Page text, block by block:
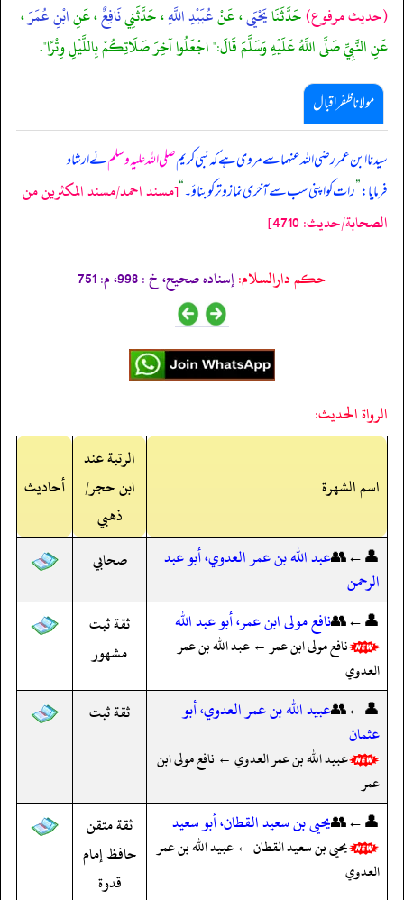
(حديث مرفوع)حَدَّثَنَايَحْيَى، عَنْعُبَيْدِ اللَّهِ، حَدَّثَنِينَافِعٌ، عَنِابْنِ عُمَرَ،
عَنِ النَّبِيِّ صَلَّى اللَّهُ عَلَيْهِ وَسَلَّمَ قَالَ:" اجْعَلُوا آخِرَ صَلَاتِكُمْ بِاللَّيْلِ وِتْرًا".
مولانا ظفر اقبال
سیدنا ابن عمر رضی اللہ عنہما سے مروی ہے کہ نبی کریمصلی اللہ علیہ وسلمنے ارشاد
فرمایا:”رات کو اپنی سب سے آخری نماز وتر کو بناؤ۔“[مسند احمد/مسند المكثرين من
الصحابة/حدیث: 4710]
حکم دارالسلام:إسناده صحيح، خ : 998، م: 751
الرواة الحديث:
اسم الشهرة
الرتبة عند
ابن حجر/
ذهبي
أحاديث
👤←👥عبد الله بن عمر العدوي، أبو عبد
الرحمن
صحابي
👤←👥نافع مولى ابن عمر، أبو عبد الله
نافع مولى ابن عمر ← عبد الله بن عمر
العدوي
ثقة ثبت
مشهور
👤←👥عبيد الله بن عمر العدوي، أبو
عثمان
عبيد الله بن عمر العدوي ← نافع مولى ابن
عمر
ثقة ثبت
👤←👥يحيى بن سعيد القطان، أبو سعيد
يحيى بن سعيد القطان ← عبيد الله بن عمر
العدوي
ثقة متقن
حافظ إمام
قدوة